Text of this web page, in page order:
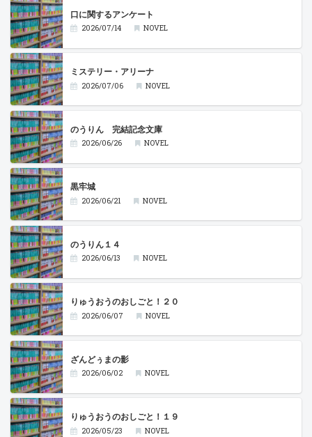
口に関するアンケート
2026/07/14 NOVEL
ミステリー・アリーナ
2026/07/06 NOVEL
のうりん 完結記念文庫
2026/06/26 NOVEL
黒牢城
2026/06/21 NOVEL
のうりん１４
2026/06/13 NOVEL
りゅうおうのおしごと！２０
2026/06/07 NOVEL
ざんどぅまの影
2026/06/02 NOVEL
りゅうおうのおしごと！１９
2026/05/23 NOVEL